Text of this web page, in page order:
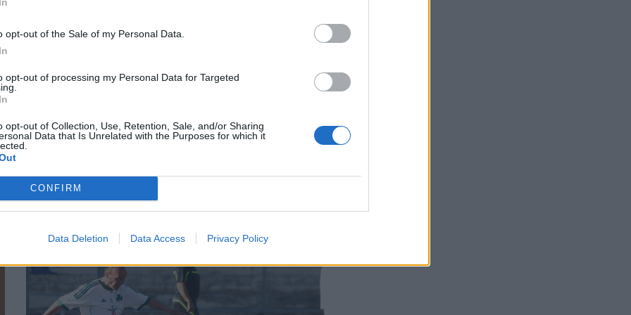
opt-out of the Sale of my Personal Data.
opt-out of processing my Personal Data for Targeted
opt-out of Collection, Use, Retention, Sale, and/or Sharing
Data that Is Unrelated with the Purposes for which it
CONFIRM
Data Deletion Data Access Privacy Policy
ΕΠΙΚΑΙΡΌΤΗΤΑ 28/03/2025 - 14:16
Ερυθρός Σταυρός: Στον... αέρα κτίρια,
από τον καταστροφικό σεισμό
κρίνουν το αποτέλεσμα σύμφωνα με ειδικό
ΔΙΑΤΡΟΦΉ